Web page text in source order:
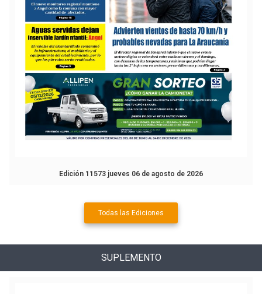
Edición 11573 jueves 06 de agosto de 2026
Todas las Ediciones
SUPLEMENTO